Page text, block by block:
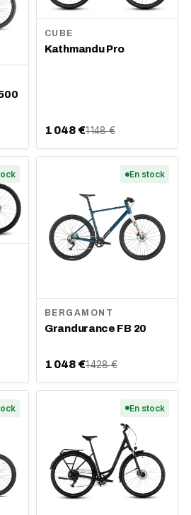
CUBE
Kathmandu Pro
1 048 €1 148 €
En stock
BERGAMONT
Grandurance FB 20
1 048 €1 428 €
En stock